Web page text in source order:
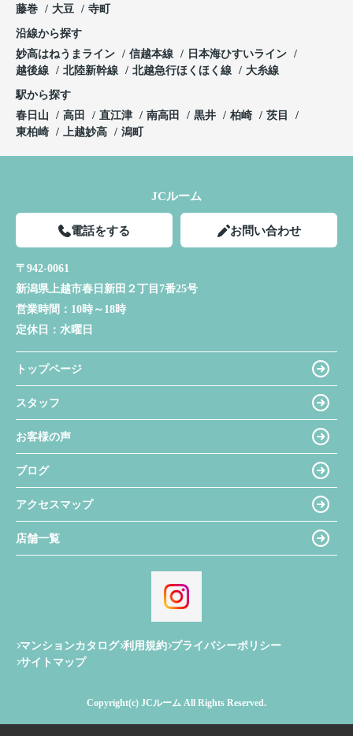
藤巻
大豆 寺町
沿線から探す
妙高はねうまライン
信越本線
日本海ひすいライン
越後線
北陸新幹線 北越急行ほくほく線 大糸線
駅から探す
春日山
高田 直江津 南高田 黒井 柏崎
茨目
東柏崎
上越妙高 潟町
JCルーム
電話をする お問い合わせ
〒942-0061
新潟県上越市春日新田２丁目7番25号
営業時間： 10時～18時
定休日： 水曜日
トップページ
スタッフ
お客様の声
ブログ
アクセスマップ
店舗一覧
マンションカタログ 利用規約 プライバシーポリシー
サイトマップ
Copyright(c) JCルーム All Rights Reserved.